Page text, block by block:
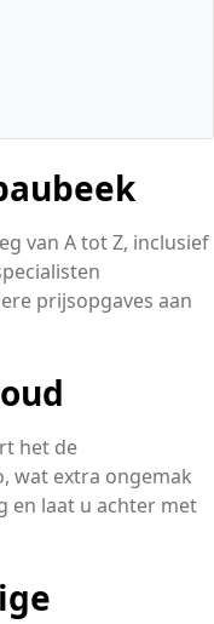
van A tot Z, inclusief
prijsopgaves aan
het de
wat extra ongemak
en laat u achter met